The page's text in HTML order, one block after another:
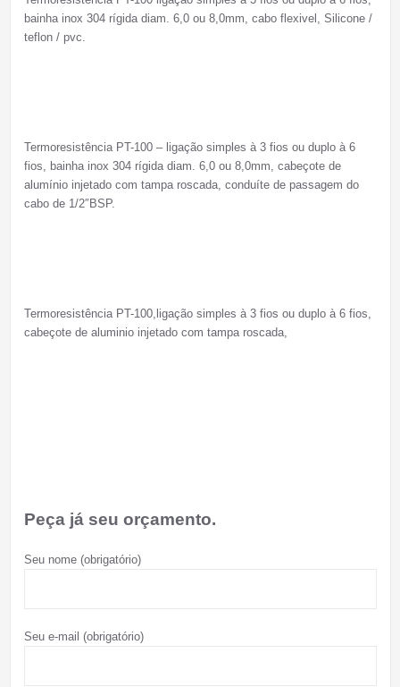
bainha inox 304 rígida diam. 6,0 ou 8,0mm, cabo flexivel, Silicone /
teflon / pvc.
Termoresistência PT-100 – ligação simples à 3 fios ou duplo à 6
fios, bainha inox 304 rígida diam. 6,0 ou 8,0mm, cabeçote de
alumínio injetado com tampa roscada, conduíte de passagem do
cabo de 1/2″BSP.
Termoresistência PT-100,ligação simples à 3 fios ou duplo à 6 fios,
cabeçote de aluminio injetado com tampa roscada,
Peça já seu orçamento.
Seu nome (obrigatório)
Seu e-mail (obrigatório)